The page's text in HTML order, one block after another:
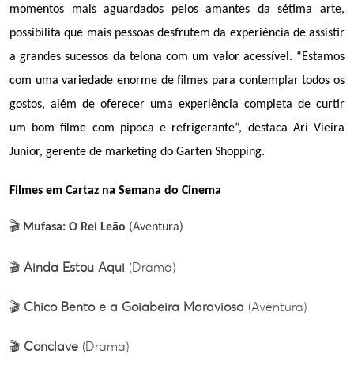
momentos mais aguardados pelos amantes da sétima arte,
possibilita que mais pessoas desfrutem da experiência de assistir
a grandes sucessos da telona com um valor acessível. “Estamos
com uma variedade enorme de filmes para contemplar todos os
gostos, além de oferecer uma experiência completa de curtir
um bom filme com pipoca e refrigerante”, destaca Ari Vieira
Junior, gerente de marketing do Garten Shopping.
Filmes em Cartaz na Semana do Cinema
🎬 Mufasa: O Rei Leão (Aventura)
🎬 Ainda Estou Aqui (Drama)
🎬 Chico Bento e a Goiabeira Maraviosa (Aventura)
🎬 Conclave (Drama)